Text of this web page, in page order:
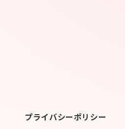
プライバシーポリシー